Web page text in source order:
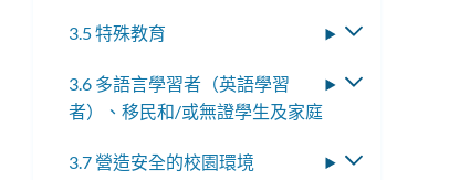
3.5 特殊教育
切
3.6 多語言學習者（英語學習
者）、移民和/或無證學生及家庭
切
3.7 營造安全的校園環境
切